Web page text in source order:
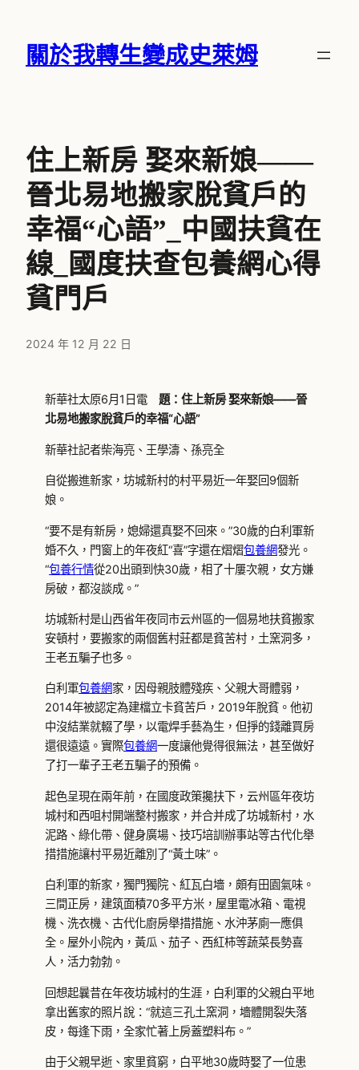
關於我轉生變成史萊姆
住上新房 娶來新娘——
晉北易地搬家脫貧戶的
幸福“心語”_中國扶貧在
線_國度扶查包養網心得
貧門戶
2024 年 12 月 22 日
新華社太原6月1日電 題：住上新房 娶來新娘——晉
北易地搬家脫貧戶的幸福“心語”
新華社記者柴海亮、王學濤、孫亮全
自從搬進新家，坊城新村的村平易近一年娶回9個新
娘。
“要不是有新房，媳婦還真娶不回來。”30歲的白利軍新
婚不久，門窗上的年夜紅“喜”字還在熠熠包養網發光。
“包養行情從20出頭到快30歲，相了十屢次親，女方嫌
房破，都沒談成。”
坊城新村是山西省年夜同市云州區的一個易地扶貧搬家
安頓村，要搬家的兩個舊村莊都是貧苦村，土窯洞多，
王老五騙子也多。
白利軍包養網家，因母親肢體殘疾、父親大哥體弱，
2014年被認定為建檔立卡貧苦戶，2019年脫貧。他初
中沒結業就輟了學，以電焊手藝為生，但掙的錢離買房
還很遠遠。實際包養網一度讓他覺得很無法，甚至做好
了打一輩子王老五騙子的預備。
起色呈現在兩年前，在國度政策攙扶下，云州區年夜坊
城村和西咀村開端整村搬家，并合并成了坊城新村，水
泥路、綠化帶、健身廣場、技巧培訓辦事站等古代化舉
措措施讓村平易近離別了“黃土味”。
白利軍的新家，獨門獨院、紅瓦白墻，頗有田園氣味。
三間正房，建筑面積70多平方米，屋里電冰箱、電視
機、洗衣機、古代化廚房舉措措施、水沖茅廁一應俱
全。屋外小院內，黃瓜、茄子、西紅柿等蔬菜長勢喜
人，活力勃勃。
回想起曩昔在年夜坊城村的生涯，白利軍的父親白平地
拿出舊家的照片說：“就這三孔土窯洞，墻體開裂失落
皮，每逢下雨，全家忙著上房蓋塑料布。”
由于父親早逝、家里貧窮，白平地30歲時娶了一位患